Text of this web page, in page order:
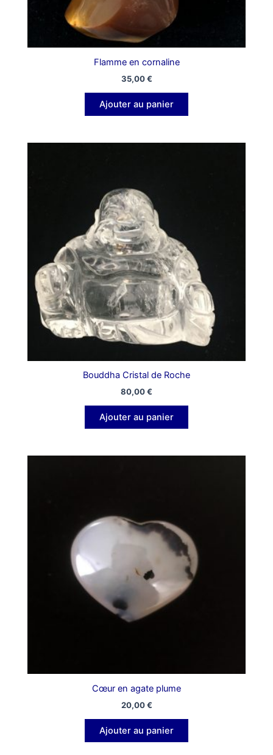
Flamme en cornaline
35,00€
Ajouter au panier
Bouddha Cristal de Roche
80,00€
Ajouter au panier
Cœur en agate plume
20,00€
Ajouter au panier